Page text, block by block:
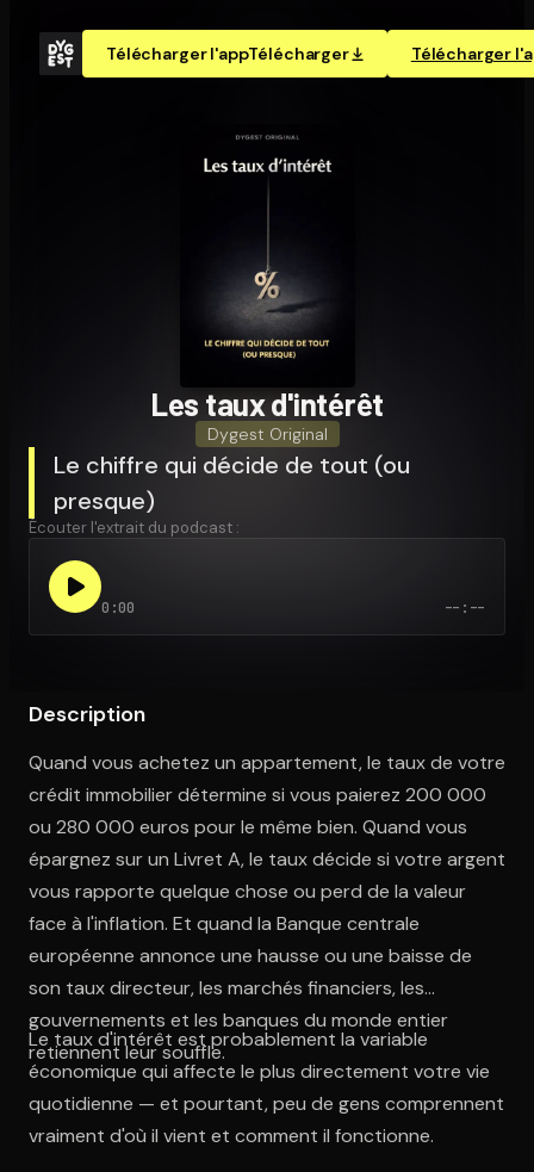
Télécharger l'appTélécharger Télécharger
Ouvre l'app Appareil photo, pointe sur le code. C'est gratuit à
Les taux d'intérêt
Dygest Original
Le chiffre qui décide de tout (ou
presque)
Écouter l'extrait du podcast :
0:00 --:--
Description
Quand vous achetez un appartement, le taux de votre
crédit immobilier détermine si vous paierez 200 000
ou 280 000 euros pour le même bien. Quand vous
épargnez sur un Livret A, le taux décide si votre argent
vous rapporte quelque chose ou perd de la valeur
face à l'inflation. Et quand la Banque centrale
européenne annonce une hausse ou une baisse de
son taux directeur, les marchés financiers, les
gouvernements et les banques du monde entier
retiennent leur souffle.
Le taux d'intérêt est probablement la variable
économique qui affecte le plus directement votre vie
quotidienne — et pourtant, peu de gens comprennent
vraiment d'où il vient et comment il fonctionne.